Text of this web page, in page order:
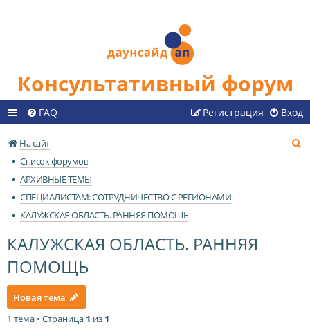
Консультативный форум
FAQ Вход
Регистрация
На сайт
Список форумов
АРХИВНЫЕ ТЕМЫ
СПЕЦИАЛИСТАМ: СОТРУДНИЧЕСТВО С РЕГИОНАМИ
КАЛУЖСКАЯ ОБЛАСТЬ. РАННЯЯ ПОМОЩЬ
КАЛУЖСКАЯ ОБЛАСТЬ. РАННЯЯ
ПОМОЩЬ
Новая тема
1 тема • Страница 1 из 1